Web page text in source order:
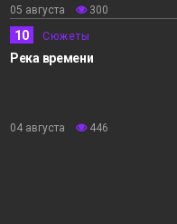
05 августа 300
10 Сюжеты
Река времени
04 августа 446